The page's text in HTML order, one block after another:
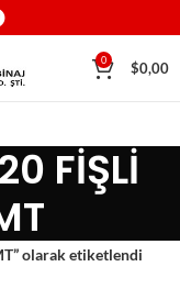
0 $0,00
FİŞLİ
olarak etiketlendi